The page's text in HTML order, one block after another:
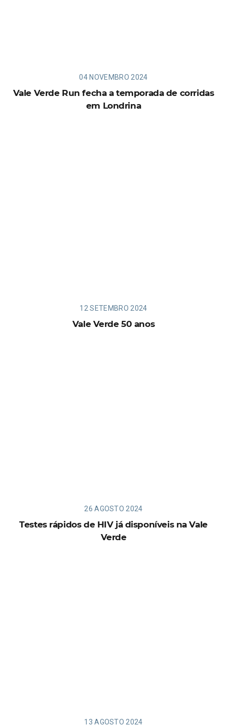
04 NOVEMBRO 2024
Vale Verde Run fecha a temporada de corridas
em Londrina
12 SETEMBRO 2024
Vale Verde 50 anos
26 AGOSTO 2024
Testes rápidos de HIV já disponíveis na Vale
Verde
13 AGOSTO 2024